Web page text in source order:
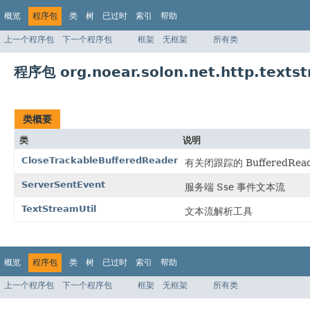
概览 程序包 类 树 已过时 索引 帮助
上一个程序包 下一个程序包 框架 无框架 所有类
程序包
类概要
类
说明
CloseTrackableBufferedReader
有关闭跟踪的
ServerSentEvent 服务端 Sse 事件文本流
TextStreamUtil 文本流解析工具
概览 程序包 类 树 已过时 索引 帮助
上一个程序包 下一个程序包 框架 无框架 所有类